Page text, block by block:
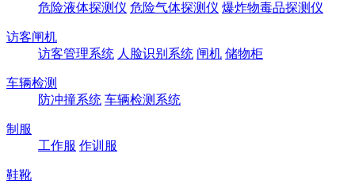
危险液体探测仪 危险气体探测仪 爆炸物毒品探测仪
访客闸机
访客管理系统 人脸识别系统 闸机 储物柜
车辆检测
防冲撞系统 车辆检测系统
制服
工作服 作训服
鞋靴